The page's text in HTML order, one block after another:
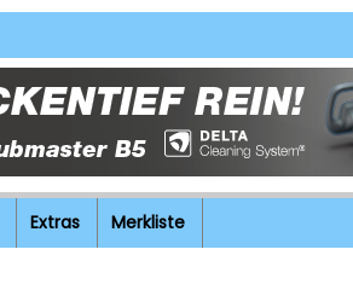
Extras
Merkliste